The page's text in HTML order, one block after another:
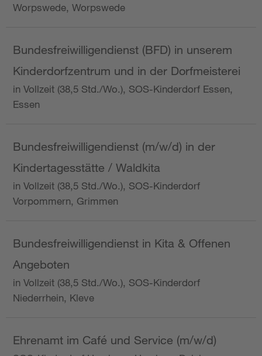
Worpswede, Worpswede
Bundesfreiwilligendienst (BFD) in unserem
Kinderdorfzentrum und in der Dorfmeisterei
in Vollzeit (38,5 Std./Wo.), SOS-Kinderdorf Essen,
Essen
Bundesfreiwilligendienst (m/w/d) in der
Kindertagesstätte / Waldkita
in Vollzeit (38,5 Std./Wo.), SOS-Kinderdorf
Vorpommern, Grimmen
Bundesfreiwilligendienst in Kita & Offenen
Angeboten
in Vollzeit (38,5 Std./Wo.), SOS-Kinderdorf
Niederrhein, Kleve
Ehrenamt im Café und Service (m/w/d)